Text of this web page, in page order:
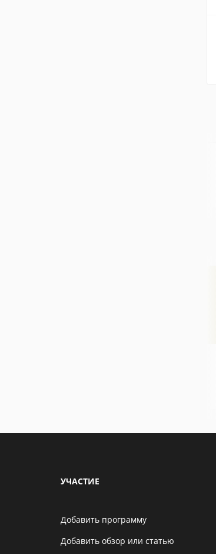
УЧАСТИЕ
Добавить программу
Добавить обзор или статью